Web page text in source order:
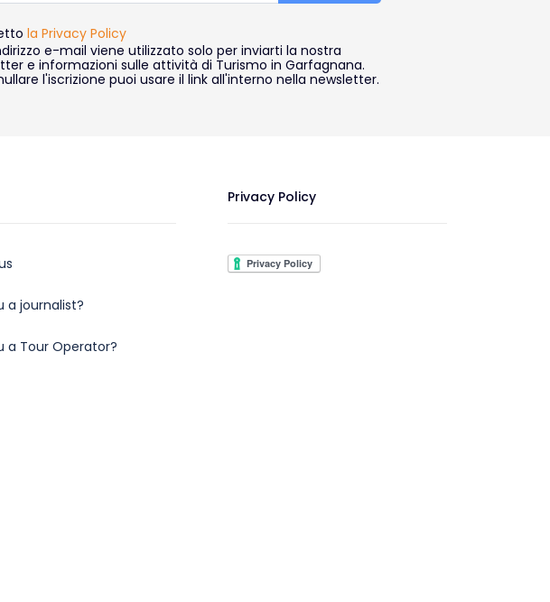
la Privacy Policy
e-mail viene utilizzato solo per inviarti la nostra
e informazioni sulle attività di Turismo in Garfagnana.
l'iscrizione puoi usare il link all'interno nella newsletter.
a journalist?
a Tour Operator?
Privacy Policy